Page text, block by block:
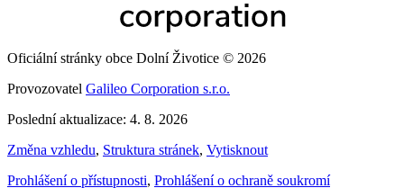
Oficiální stránky obce Dolní Životice © 2026
Provozovatel Galileo Corporation s.r.o.
Poslední aktualizace: 4. 8. 2026
Změna vzhledu, Struktura stránek, Vytisknout
Prohlášení o přístupnosti, Prohlášení o ochraně soukromí